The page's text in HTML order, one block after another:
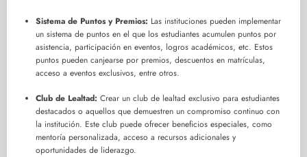
Sistema de Puntos y Premios: Las instituciones pueden implementar
un sistema de puntos en el que los estudiantes acumulen puntos por
asistencia, participación en eventos, logros académicos, etc. Estos
puntos pueden canjearse por premios, descuentos en matrículas,
acceso a eventos exclusivos, entre otros.
Club de Lealtad: Crear un club de lealtad exclusivo para estudiantes
destacados o aquellos que demuestren un compromiso continuo con
la institución. Este club puede ofrecer beneficios especiales, como
mentoría personalizada, acceso a recursos adicionales y
oportunidades de liderazgo.